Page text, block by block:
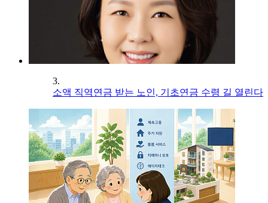
3.
소액 직역연금 받는 노인, 기초연금 수령 길 열린다